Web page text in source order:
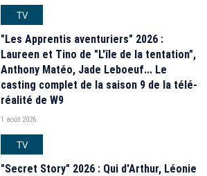
TV
"Les Apprentis aventuriers" 2026 :
Laureen et Tino de "L'île de la tentation",
Anthony Matéo, Jade Leboeuf... Le
casting complet de la saison 9 de la télé-
réalité de W9
1 août 2026
TV
"Secret Story" 2026 : Qui d'Arthur, Léonie